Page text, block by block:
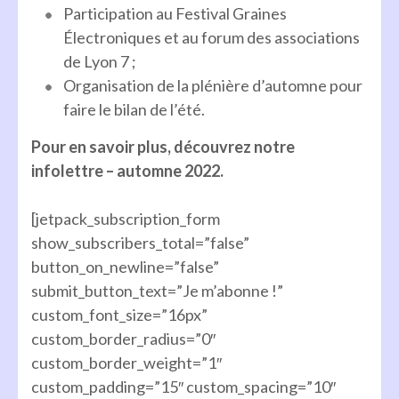
Participation au Festival Graines
Électroniques et au forum des associations
de Lyon 7 ;
Organisation de la plénière d’automne pour
faire le bilan de l’été.
Pour en savoir plus, découvrez notre
infolettre – automne 2022.
[jetpack_subscription_form
show_subscribers_total=”false”
button_on_newline=”false”
submit_button_text=”Je m’abonne !”
custom_font_size=”16px”
custom_border_radius=”0″
custom_border_weight=”1″
custom_padding=”15″ custom_spacing=”10″